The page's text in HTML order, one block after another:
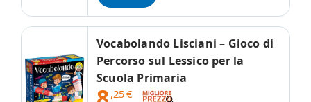
Vocabolando Lisciani – Gioco di
Percorso sul Lessico per la
Scuola Primaria
,25€